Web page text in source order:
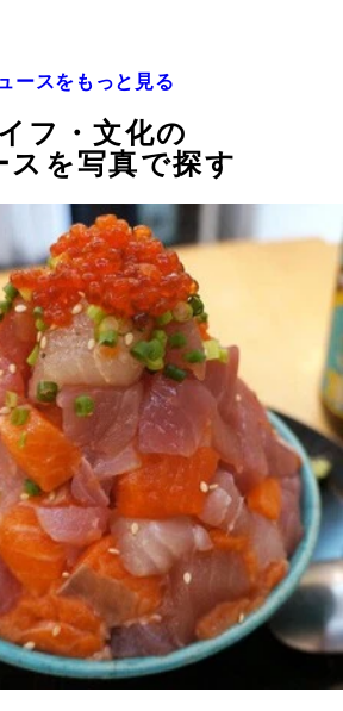
ースをもっと見る
フ・文化の
スを写真で探す